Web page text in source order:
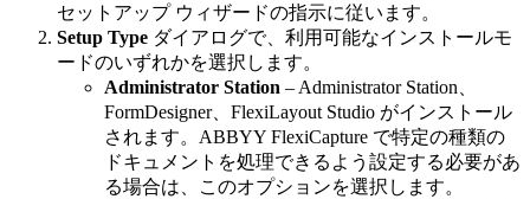
セットアップ ウィザードの指示に従います。
Setup Type ダイアログで、利用可能なインストールモ
ードのいずれかを選択します。
Administrator Station – Administrator Station、
FormDesigner、FlexiLayout Studio がインストール
されます。ABBYY FlexiCapture で特定の種類の
ドキュメントを処理できるよう設定する必要があ
る場合は、このオプションを選択します。